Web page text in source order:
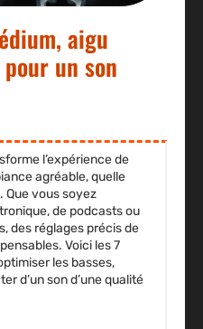
aigu
un son
l’expérience de
agréable, quelle
Que vous soyez
de podcasts ou
des réglages précis de
Voici les 7
les basses,
d’un son d’une qualité